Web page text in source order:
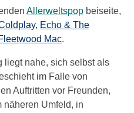
Allerweltspop beiseite,
, Echo & The
Mac.
liegt nahe, sich selbst als
im Falle von
Auftritten vor Freunden,
näheren Umfeld, in